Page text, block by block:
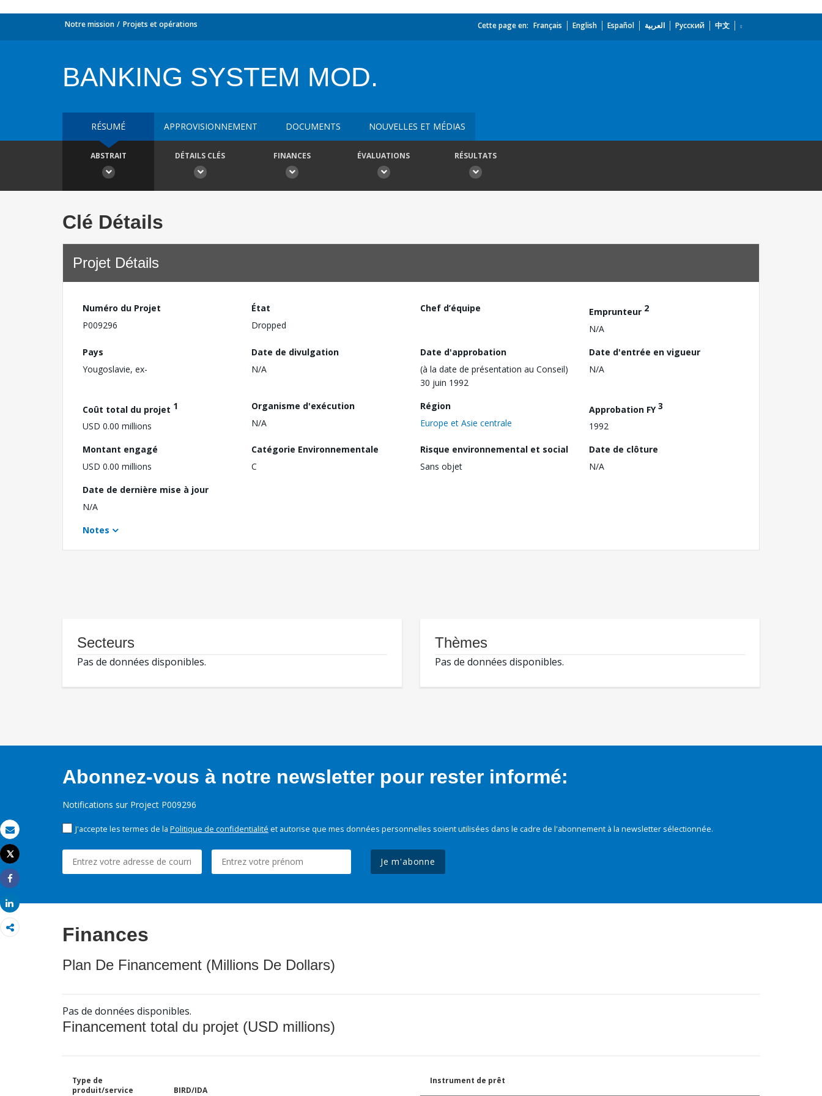
Email
Imprimer
Tweet
Share
Share
Notre mission Projets et opérations Cette page en: Français English Español العربية Русский 中文
BANKING SYSTEM MOD.
RÉSUMÉ APPROVISIONNEMENT DOCUMENTS NOUVELLES ET MÉDIAS
ABSTRAIT DÉTAILS CLÉS FINANCES ÉVALUATIONS RÉSULTATS
Clé Détails
Projet Détails
Numéro du Projet
P009296
État
Dropped
Chef d’équipe Emprunteur 2
N/A
Pays
Yougoslavie, ex-
Date de divulgation
N/A
Date d'approbation
(à la date de présentation au Conseil)
30 juin 1992
Date d'entrée en vigueur
N/A
Coût total du projet 1
USD 0.00 millions
Organisme d'exécution
N/A
Région
Europe et Asie centrale
Approbation FY3
1992
Montant engagé
USD 0.00 millions
Catégorie Environnementale
C
Risque environnemental et social
Sans objet
Date de clôture
N/A
Date de dernière mise à jour
N/A
Notes
Secteurs
Pas de données disponibles.
Thèmes
Pas de données disponibles.
Abonnez-vous à notre newsletter pour rester informé:
Notifications sur Project P009296
J'accepte les termes de la Politique de confidentialité et autorise que mes données personnelles soient utilisées dans le cadre de l'abonnement à la newsletter sélectionnée.
Je m'abonne
Finances
Plan De Financement (Millions De Dollars)
Pas de données disponibles.
Financement total du projet (USD millions)
Type de
produit/service
BIRD/IDA
Instrument de prêt